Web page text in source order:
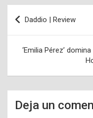
Navegación
de
entradas
Daddio | Review
‘Emilia Pérez’
Deja un